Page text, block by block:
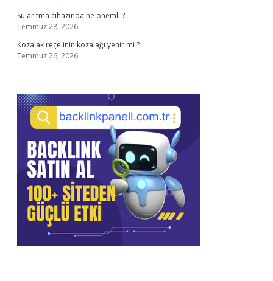
Su arıtma cihazında ne önemli ?
Temmuz 28, 2026
Kozalak reçelinin kozalağı yenir mi ?
Temmuz 26, 2026